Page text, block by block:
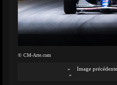
© CM-Arte.com
« Image précédente
»